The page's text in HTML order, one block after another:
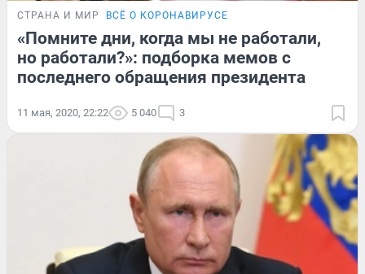
СТРАНА И МИР ВСЁ О КОРОНАВИРУСЕ
«Помните дни, когда мы не работали,
но работали?»: подборка мемов с
последнего обращения президента
11 мая, 2020, 22:22 5 040 3